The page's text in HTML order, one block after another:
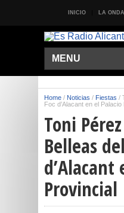
INICIO LA
MENU
Home / Noticias / Fiestas /
Foc d’Alacant en el
Toni
Belleas
d’Alacant
Provincial